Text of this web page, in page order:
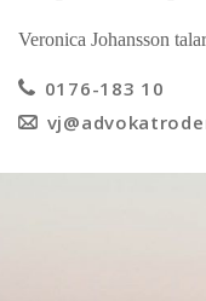
Veronica Johansson
0176-183 10